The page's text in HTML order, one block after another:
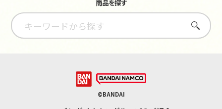
商品を探す
さがす
©BANDAI